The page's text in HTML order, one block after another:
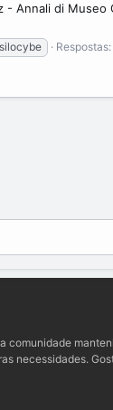
- Annali di Museo
comunidade
necessidades.